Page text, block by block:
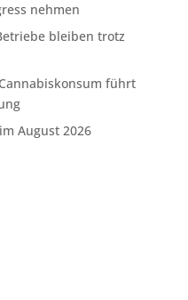
nehmen
bleiben trotz
führt
August 2026